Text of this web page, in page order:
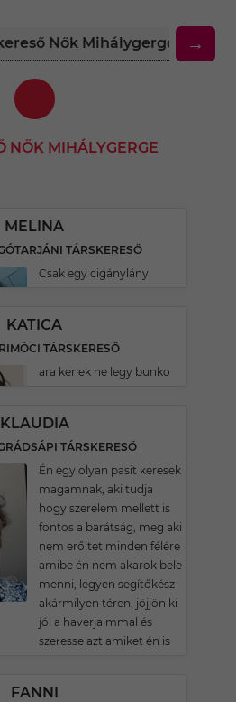
Nők Mihálygerge →
NŐK MIHÁLYGERGE
MELINA
TÁRSKERESŐ
Csak egy cigánylány
KATICA
TÁRSKERESŐ
ara kerlek ne legy bunko
KLAUDIA
TÁRSKERESŐ
Én egy olyan pasit keresek
magamnak, aki tudja
hogy szerelem mellett is
fontos a barátság, meg aki
nem erőltet minden félére
amibe én nem akarok bele
menni, legyen segítőkész
akármilyen téren, jöjjön ki
jól a haverjaimmal és
szeresse azt amiket én is
FANNI